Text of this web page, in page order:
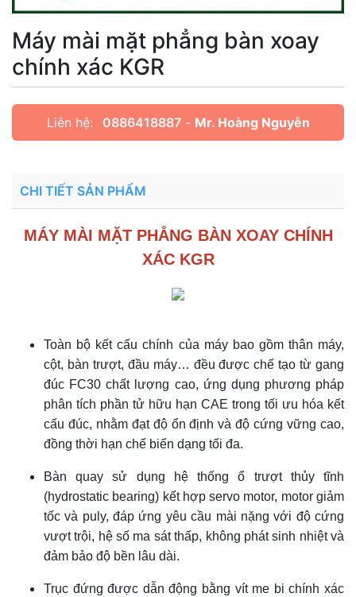
Máy mài mặt phẳng bàn xoay
chính xác KGR
Liên hệ: 0886418887- Mr. Hoàng Nguyễn
CHI TIẾT SẢN PHẨM
MÁY MÀI MẶT PHẲNG BÀN XOAY CHÍNH
XÁC KGR
Toàn bộ kết cấu chính của máy bao gồm thân máy,
cột, bàn trượt, đầu máy… đều được chế tạo từ gang
đúc FC30 chất lượng cao, ứng dụng phương pháp
phân tích phần tử hữu hạn CAE trong tối ưu hóa kết
cấu đúc, nhằm đạt độ ổn định và độ cứng vững cao,
đồng thời hạn chế biến dạng tối đa.
Bàn quay sử dụng hệ thống ổ trượt thủy tĩnh
(hydrostatic bearing) kết hợp servo motor, motor giảm
tốc và puly, đáp ứng yêu cầu mài nặng với độ cứng
vượt trội, hệ số ma sát thấp, không phát sinh nhiệt và
đảm bảo độ bền lâu dài.
Trục đứng được dẫn động bằng vít me bi chính xác